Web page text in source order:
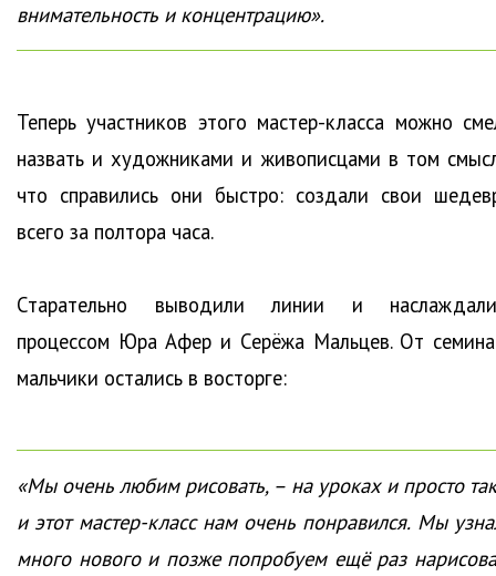
внимательность и концентрацию».
Теперь участников этого мастер-класса можно
назвать и художниками и живописцами в том
что справились они быстро: создали свои
всего за полтора часа.
Старательно выводили линии и
процессом Юра Афер и Серёжа Мальцев. От
мальчики остались в восторге:
«Мы очень любим рисовать, – на уроках и просто
и этот мастер-класс нам очень понравился. Мы
много нового и позже попробуем ещё раз